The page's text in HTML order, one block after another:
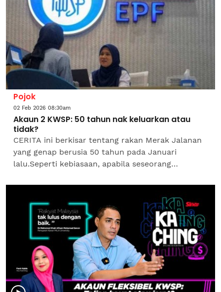
Pojok
02 Feb 2026 08:30am
Akaun 2 KWSP: 50 tahun nak keluarkan atau
tidak?
CERITA ini berkisar tentang rakan Merak Jalanan
yang genap berusia 50 tahun pada Januari
lalu.Seperti kebiasaan, apabila seseorang
disusuli dengan ayat...